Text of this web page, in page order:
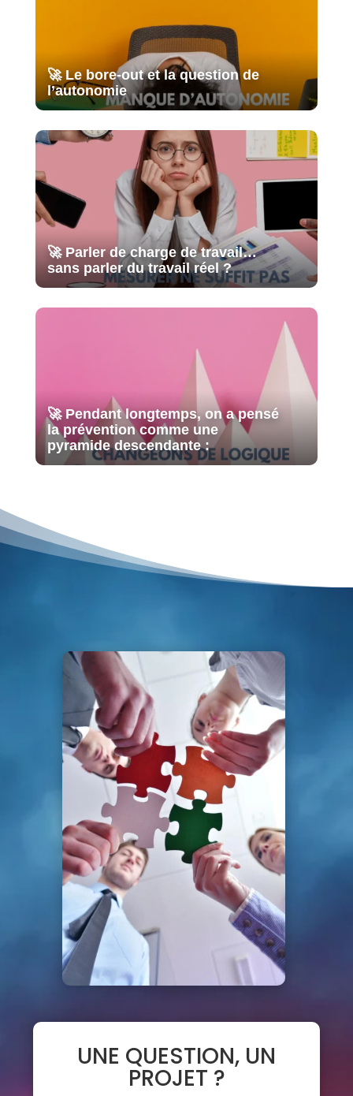
🚀 Le bore-out et la question de
l’autonomie
🚀 Parler de charge de travail…
sans parler du travail réel ?
🚀 Pendant longtemps, on a pensé
la prévention comme une
pyramide descendante :
UNE QUESTION, UN
PROJET ?